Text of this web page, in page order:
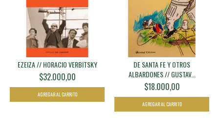
EZEIZA // HORACIO VERBITSKY
$32.000,00
DE SANTA FE Y OTROS
ALBARDONES // GUSTAV...
$18.000,00